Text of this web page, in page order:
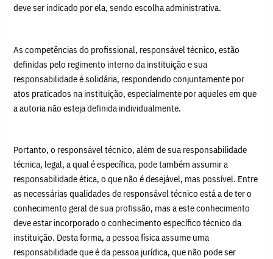
deve ser indicado por ela, sendo escolha administrativa.
As competências do profissional, responsável técnico, estão
definidas pelo regimento interno da instituição e sua
responsabilidade é solidária, respondendo conjuntamente por
atos praticados na instituição, especialmente por aqueles em que
a autoria não esteja definida individualmente.
Portanto, o responsável técnico, além de sua responsabilidade
técnica, legal, a qual é específica, pode também assumir a
responsabilidade ética, o que não é desejável, mas possível. Entre
as necessárias qualidades de responsável técnico está a de ter o
conhecimento geral de sua profissão, mas a este conhecimento
deve estar incorporado o conhecimento específico técnico da
instituição. Desta forma, a pessoa física assume uma
responsabilidade que é da pessoa jurídica, que não pode ser